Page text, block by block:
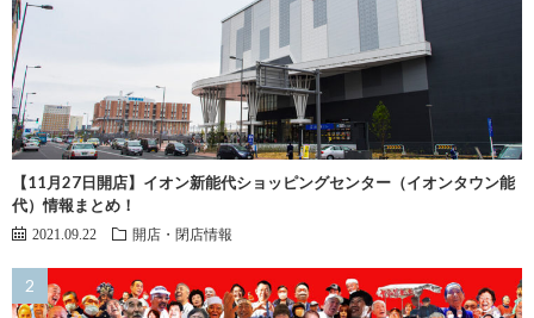
【11月27日開店】イオン新能代ショッピングセンター（イオンタウン能
代）情報まとめ！
2021.09.22 開店・閉店情報